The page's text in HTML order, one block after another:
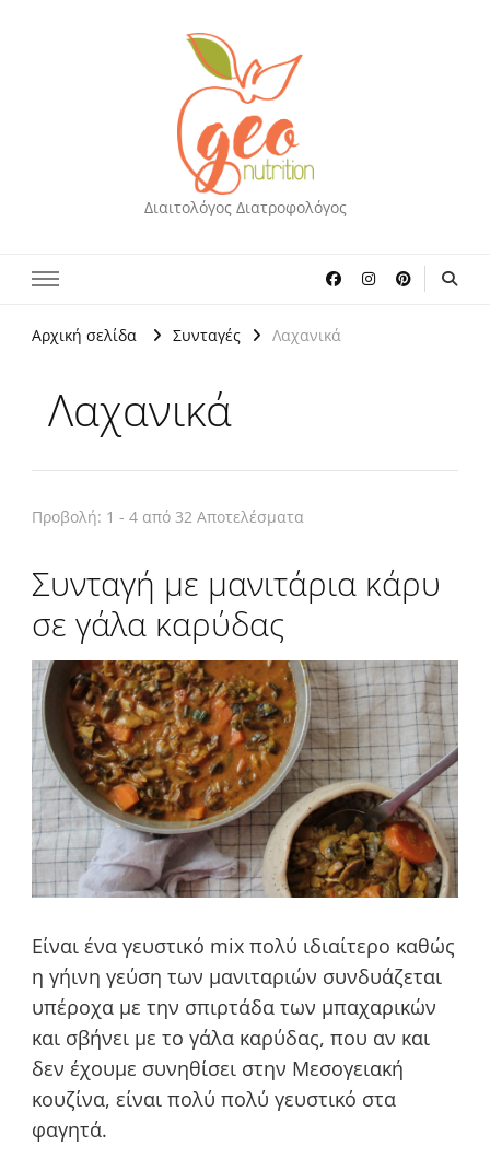
Διαιτολόγος Διατροφολόγος
Αρχική σελίδα Συνταγές Λαχανικά
Λαχανικά
Προβολή: 1 - 4 από 32 Αποτελέσματα
Συνταγή με μανιτάρια κάρυ
σε γάλα καρύδας
Είναι ένα γευστικό mix πολύ ιδιαίτερο καθώς
η γήινη γεύση των μανιταριών συνδυάζεται
υπέροχα με την σπιρτάδα των μπαχαρικών
και σβήνει με το γάλα καρύδας, που αν και
δεν έχουμε συνηθίσει στην Μεσογειακή
κουζίνα, είναι πολύ πολύ γευστικό στα
φαγητά.